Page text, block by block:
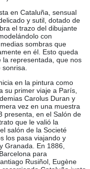
en Cataluña, sensual
y sutil, dotado de
el trazo del dibujante
con
sombras que
en él. Esto queda
la representada, que nos
sonrisa.
en la pintura como
su primer viaje a París,
Carolus Duran y
vez en una muestra
presenta, en el Salón de
que le valió la
salón de la Societé
los pasa viajando y
Granada. En 1886,
para
Rusiñol, Eugène